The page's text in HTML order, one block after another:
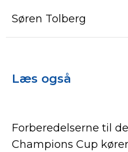
Søren Tolberg
Læs også
Forberedelserne til
Champions Cup